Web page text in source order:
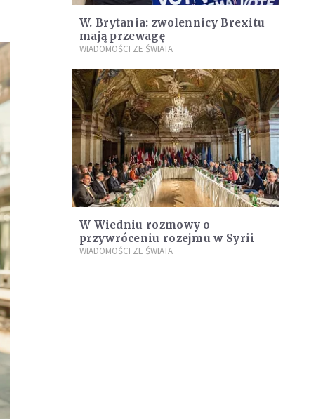
W. Brytania: zwolennicy Brexitu
mają przewagę
WIADOMOŚCI ZE ŚWIATA
W Wiedniu rozmowy o
przywróceniu rozejmu w Syrii
WIADOMOŚCI ZE ŚWIATA